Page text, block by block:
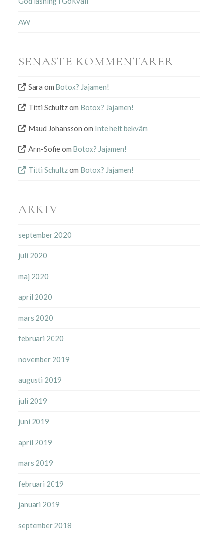
AW
SENASTE KOMMENTARER
Sara om Botox? Jajamen!
Titti Schultzom Botox? Jajamen!
Maud Johansson om Inte helt bekväm
Ann-Sofieom Botox? Jajamen!
Titti Schultzom Botox? Jajamen!
ARKIV
september 2020
juli 2020
maj 2020
april 2020
mars 2020
februari 2020
november 2019
augusti 2019
juli 2019
juni 2019
april 2019
mars 2019
februari 2019
januari 2019
september 2018